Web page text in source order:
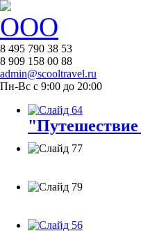
8 495 790 38 53
8 909 158 00 88
admin@scooltravel.ru
Пн-Вс с 9:00 до 20:00